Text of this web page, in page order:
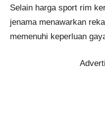
Selain harga sport rim
jenama menawarkan
memenuhi keperluan